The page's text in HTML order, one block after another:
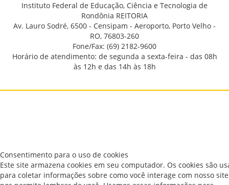
Instituto Federal de Educação, Ciência e Tecnologia de
Rondônia REITORIA
Av. Lauro Sodré, 6500 - Censipam - Aeroporto, Porto Velho -
RO, 76803-260
Fone/Fax: (69) 2182-9600
Horário de atendimento: de segunda a sexta-feira - das 08h
às 12h e das 14h às 18h
Consentimento para o uso de cookies
Este site armazena cookies em seu computador. Os cookies são
para coletar informações sobre como você interage com nosso